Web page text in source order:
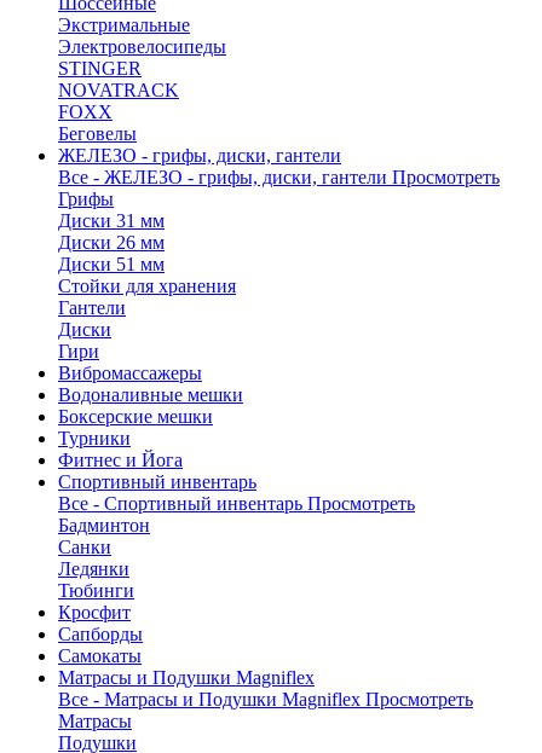
Экстримальные
Электровелосипеды
STINGER
NOVATRACK
FOXX
Беговелы
ЖЕЛЕЗО - грифы, диски, гантели
Все - ЖЕЛЕЗО - грифы, диски, гантели Просмотреть
Грифы
Диски 31 мм
Диски 26 мм
Диски 51 мм
Стойки для хранения
Гантели
Диски
Гири
Вибромассажеры
Водоналивные мешки
Боксерские мешки
Турники
Фитнес и Йога
Спортивный инвентарь
Все - Спортивный инвентарь Просмотреть
Бадминтон
Санки
Ледянки
Тюбинги
Кросфит
Сапборды
Самокаты
Матрасы и Подушки Magniflex
Все - Матрасы и Подушки Magniflex Просмотреть
Матрасы
Подушки